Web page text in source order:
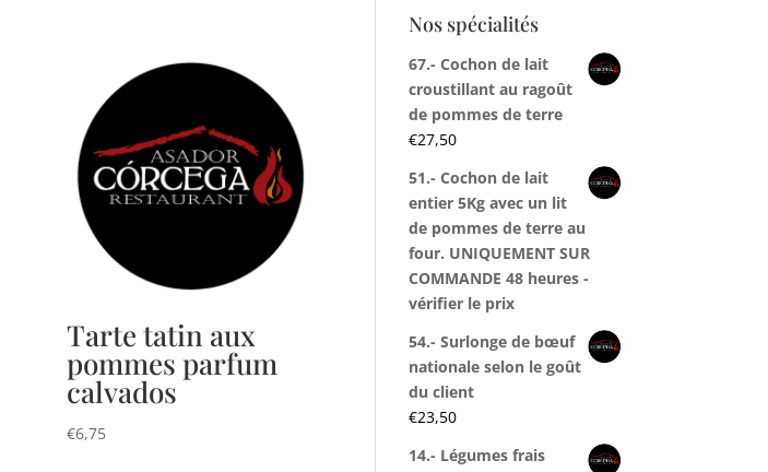
Tarte tatin aux
pommes parfum
calvados
€6,75
Nos spécialités
67.- Cochon de lait
croustillant au ragoût
de pommes de terre
€27,50
51.- Cochon de lait
entier 5Kg avec un lit
de pommes de terre au
four. UNIQUEMENT SUR
COMMANDE 48 heures -
vérifier le prix
54.- Surlonge de bœuf
nationale selon le goût
du client
€23,50
14.- Légumes frais